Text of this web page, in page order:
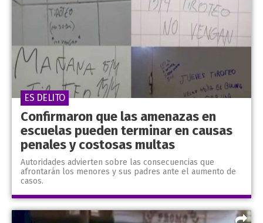
Confirmaron que las amenazas en
escuelas pueden terminar en causas
penales y costosas multas
Autoridades advierten sobre las consecuencias que
afrontarán los menores y sus padres ante el aumento de
casos.
ES DELITO